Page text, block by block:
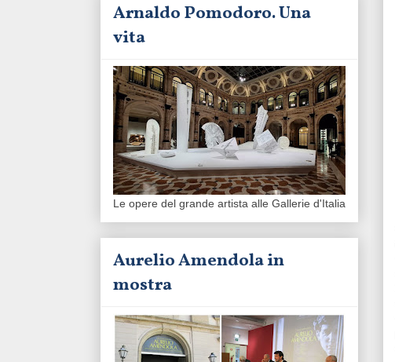
Arnaldo Pomodoro. Una
vita
Le opere del grande artista alle Gallerie d'Italia
Aurelio Amendola in
mostra